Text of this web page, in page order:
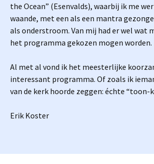
the Ocean” (Esenvalds), waarbij ik me
waande, met een als een mantra
als onderstroom. Van mij had er wel wat
het programma gekozen mogen worden.
Al met al vond ik het meesterlijke
interessant programma. Of zoals ik
van de kerk hoorde zeggen: échte “toon-
Erik Koster